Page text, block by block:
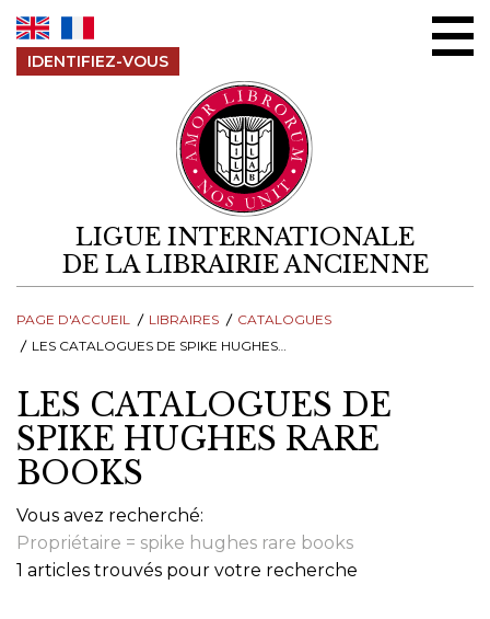
IDENTIFIEZ-VOUS
LIGUE INTERNATIONALE
DE LA LIBRAIRIE ANCIENNE
PAGE D'ACCUEIL LIBRAIRES
CATALOGUES
LES CATALOGUES DE SPIKE HUGHES RARE BOOKS
LES CATALOGUES DE
SPIKE HUGHES RARE
BOOKS
Vous avez recherché:
Propriétaire = spike hughes rare books
1 articles trouvés pour votre recherche